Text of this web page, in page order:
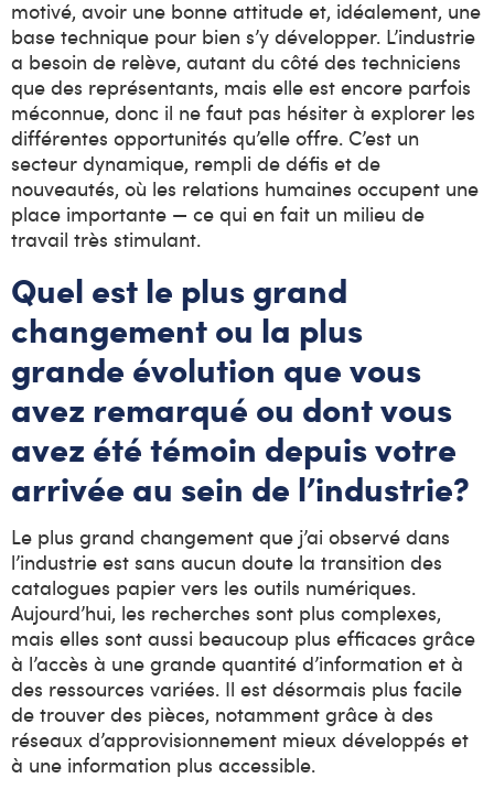
motivé, avoir une bonne attitude et, idéalement, une
base technique pour bien s’y développer. L’industrie
a besoin de relève, autant du côté des techniciens
que des représentants, mais elle est encore parfois
méconnue, donc il ne faut pas hésiter à explorer les
différentes opportunités qu’elle offre. C’est un
secteur dynamique, rempli de défis et de
nouveautés, où les relations humaines occupent une
place importante — ce qui en fait un milieu de
travail très stimulant.
Quel est le plus grand
changement ou la plus
grande évolution que vous
avez remarqué ou dont vous
avez été témoin depuis votre
arrivée au sein de l’industrie?
Le plus grand changement que j’ai observé dans
l’industrie est sans aucun doute la transition des
catalogues papier vers les outils numériques.
Aujourd’hui, les recherches sont plus complexes,
mais elles sont aussi beaucoup plus efficaces grâce
à l’accès à une grande quantité d’information et à
des ressources variées. Il est désormais plus facile
de trouver des pièces, notamment grâce à des
réseaux d’approvisionnement mieux développés et
à une information plus accessible.